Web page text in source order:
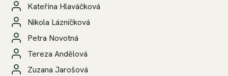
Kateřina Hlaváčková
Nikola Lázníčková
Petra Novotná
Tereza Andělová
Zuzana Jarošová